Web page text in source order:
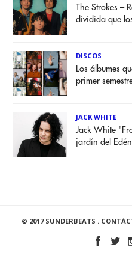
The Strokes –
dividida que
DISCOS
Los álbumes
primer
JACK WHITE
Jack White
jardín del
© 2017 SUNDERBEATS .